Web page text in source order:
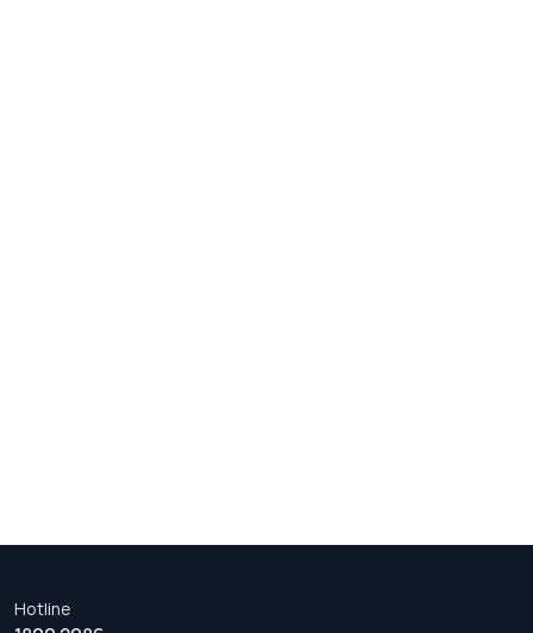
Hotline